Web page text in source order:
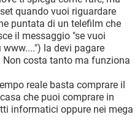
quando vuoi riguardare
puntata di un telefilm che
il messaggio "se vuoi
la devi pagare
costa tanto ma funziona
reale basta comprare il
che puoi comprare in
informatici oppure nei mega